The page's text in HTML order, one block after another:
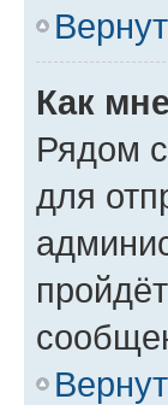
Как
Рядом
для